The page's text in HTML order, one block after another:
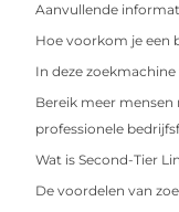
Aanvullende
Hoe voorkom je een
In deze
Bereik meer
professionele
Wat is Second-Tier
De voordelen van